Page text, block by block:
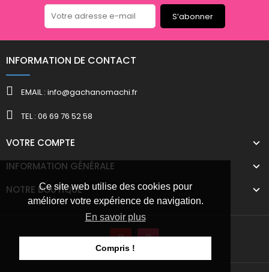
Ce site web utilise des cookies pour
améliorer votre expérience de navigation.
En savoir plus
Compris !
S’abonner
INFORMATION DE CONTACT
EMAIL : info@gachanomachi.fr
TEL : 06 69 76 52 58
VOTRE COMPTE
INFORMATION GÉNÉRALE
NOTRE BOUTIQUE